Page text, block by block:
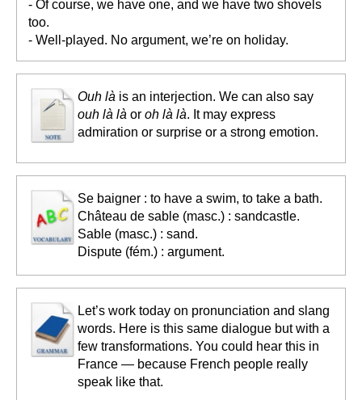
- Of course, we have one, and we have two shovels
too.
- Well-played. No argument, we’re on holiday.
Ouh là is an interjection. We can also say
ouh là là or oh là là. It may express
admiration or surprise or a strong emotion.
Se baigner : to have a swim, to take a bath.
Château de sable (masc.) : sandcastle.
Sable (masc.) : sand.
Dispute (fém.) : argument.
Let’s work today on pronunciation and slang
words. Here is this same dialogue but with a
few transformations. You could hear this in
France — because French people really
speak like that.